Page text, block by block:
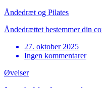
Åndedræt og Pilates
Åndedrættet bestemmer din
27. oktober 2025
Ingen kommentarer
Øvelser